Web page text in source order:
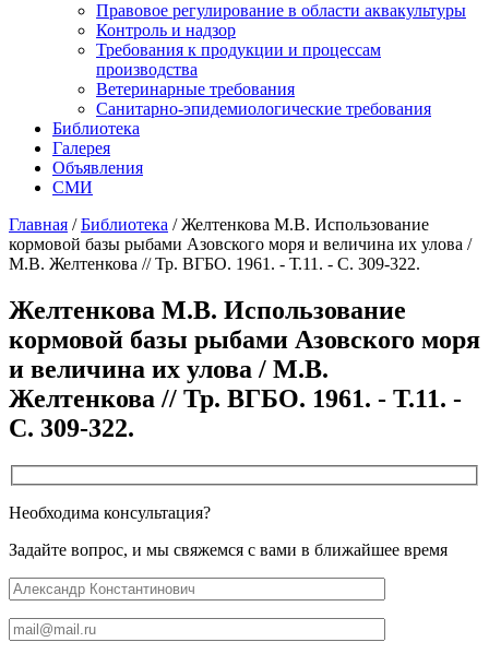
Правовое регулирование в области аквакультуры
Контроль и надзор
Требования к продукции и процессам
производства
Ветеринарные требования
Санитарно-эпидемиологические требования
Библиотека
Галерея
Объявления
СМИ
Главная /Библиотека /Желтенкова М.В. Использование
кормовой базы рыбами Азовского моря и величина их улова /
М.В. Желтенкова // Тр. ВГБО. 1961. - Т.11. - С. 309-322.
Желтенкова М.В. Использование
кормовой базы рыбами Азовского моря
и величина их улова / М.В.
Желтенкова // Тр. ВГБО. 1961. - Т.11. -
С. 309-322.
Необходима консультация?
Задайте вопрос, и мы свяжемся с вами в ближайшее время